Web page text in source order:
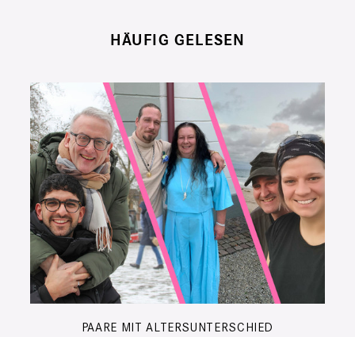
HÄUFIG GELESEN
PAARE MIT ALTERSUNTERSCHIED